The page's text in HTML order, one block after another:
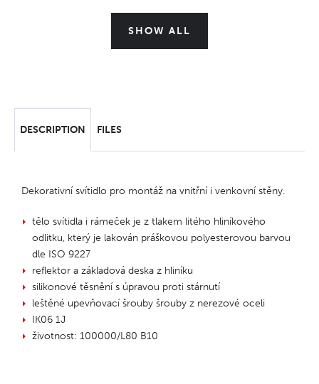
SHOW ALL
DESCRIPTION FILES
Dekorativní svítidlo pro montáž na vnitřní i venkovní stěny.
tělo svítidla i rámeček je z tlakem litého hliníkového
odlitku, který je lakován práškovou polyesterovou barvou
dle ISO 9227
reflektor a základová deska z hliníku
silikonové těsnění s úpravou proti stárnutí
leštěné upevňovací šrouby šrouby z nerezové oceli
IK06 1J
životnost: 100000/L80 B10